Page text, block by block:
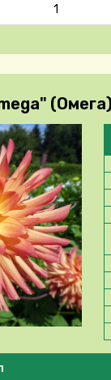
(Омега)
продукт